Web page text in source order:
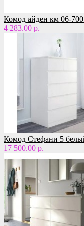
Комод айден км 06-700
4 283.00 р.
Комод Стефани 5
17 500.00 р.